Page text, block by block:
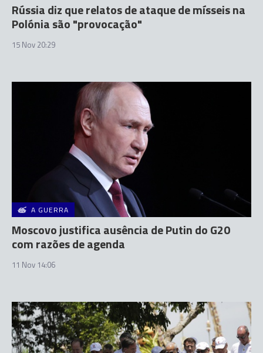
Rússia diz que relatos de ataque de mísseis na
Polónia são "provocação"
15 Nov 20:29
A GUERRA
Moscovo justifica ausência de Putin do G20
com razões de agenda
11 Nov 14:06